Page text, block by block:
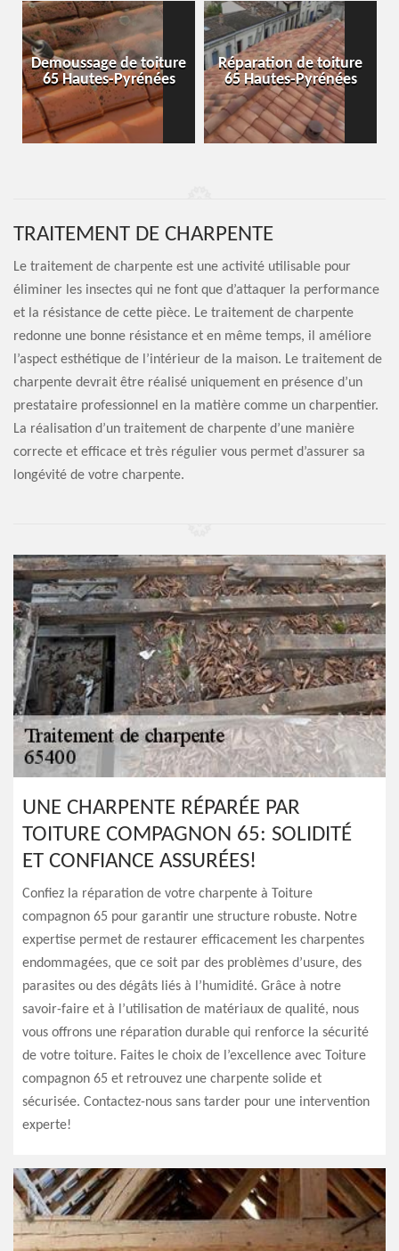
Demoussage de toiture
65 Hautes-Pyrénées
Réparation de toiture
65 Hautes-Pyrénées
TRAITEMENT DE CHARPENTE
Le traitement de charpente est une activité utilisable pour
éliminer les insectes qui ne font que d’attaquer la performance
et la résistance de cette pièce. Le traitement de charpente
redonne une bonne résistance et en même temps, il améliore
l’aspect esthétique de l’intérieur de la maison. Le traitement de
charpente devrait être réalisé uniquement en présence d’un
prestataire professionnel en la matière comme un charpentier.
La réalisation d’un traitement de charpente d’une manière
correcte et efficace et très régulier vous permet d’assurer sa
longévité de votre charpente.
UNE CHARPENTE RÉPARÉE PAR
TOITURE COMPAGNON 65: SOLIDITÉ
ET CONFIANCE ASSURÉES!
Confiez la réparation de votre charpente à Toiture
compagnon 65 pour garantir une structure robuste. Notre
expertise permet de restaurer efficacement les charpentes
endommagées, que ce soit par des problèmes d’usure, des
parasites ou des dégâts liés à l’humidité. Grâce à notre
savoir-faire et à l’utilisation de matériaux de qualité, nous
vous offrons une réparation durable qui renforce la sécurité
de votre toiture. Faites le choix de l’excellence avec Toiture
compagnon 65 et retrouvez une charpente solide et
sécurisée. Contactez-nous sans tarder pour une intervention
experte!